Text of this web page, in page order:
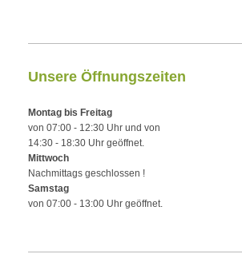
Unsere Öffnungszeiten
Montag bis Freitag
von 07:00 - 12:30 Uhr und von
14:30 - 18:30 Uhr geöffnet.
Mittwoch
Nachmittags geschlossen !
Samstag
von 07:00 - 13:00 Uhr geöffnet.